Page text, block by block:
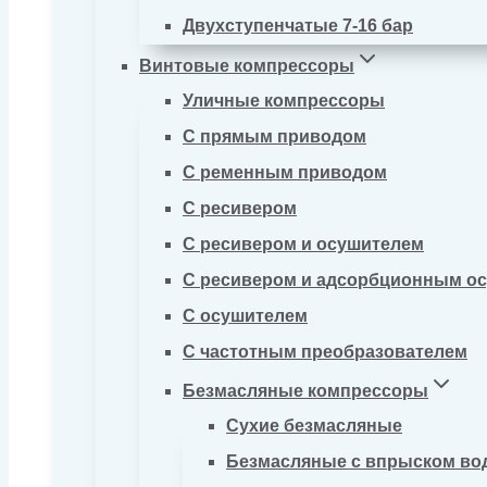
Двухступенчатые 7-16 бар
Винтовые компрессоры
Уличные компрессоры
С прямым приводом
С ременным приводом
С ресивером
С ресивером и осушителем
С ресивером и адсорбционным
С осушителем
С частотным преобразователем
Безмасляные компрессоры
Сухие безмасляные
Безмасляные с впрыском